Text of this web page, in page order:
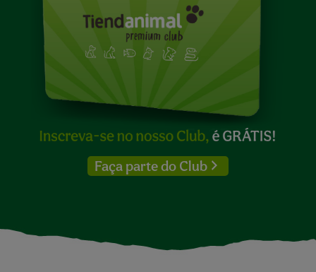
Faça parte do Club